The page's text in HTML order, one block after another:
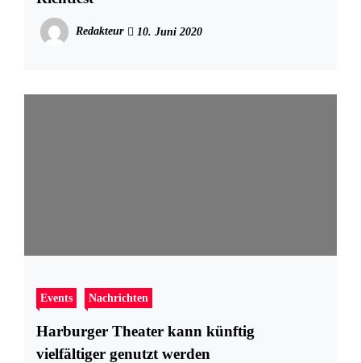
Redakteur 10. Juni 2020
Events Nachrichten
Harburger Theater kann künftig
vielfältiger genutzt werden